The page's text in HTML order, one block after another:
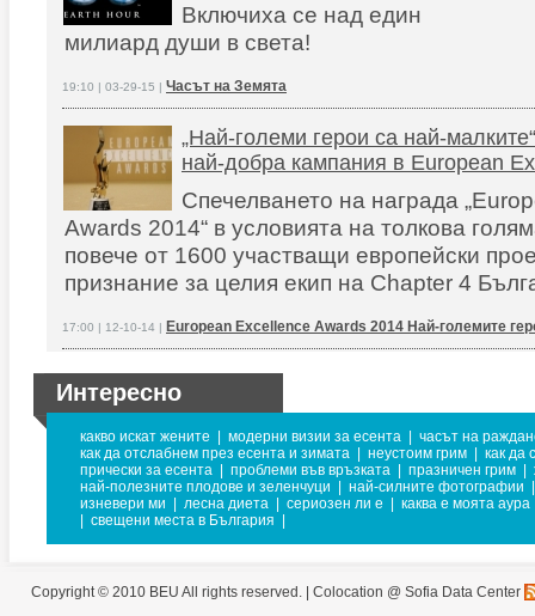
Включиха се над един
милиард души в света!
19:10 | 03-29-15 | Часът на Земята
„Най-големи герои са най-
най-добра кампания в European
Спечелването на награда
Awards 2014“ в условията на толкова
повече от 1600 участващи европейски
признание за целия екип на Chapter 4
17:00 | 12-10-14 | European Excellence Awards 2014 Най-големите
Интересно
какво искат жените модерни визии за есента
часът на
как да отслабнем през есента и зимата
неустоим грим
как да
прически за есента
проблеми във връзката празничен грим
най-полезните плодове и зеленчуци
най-силните фотографии
изневери ми
лесна диета сериозен ли е
каква е моята аура
свещени места в България
Copyright © 2010 BEU All rights reserved. | Colocation @ Sofia Data Center